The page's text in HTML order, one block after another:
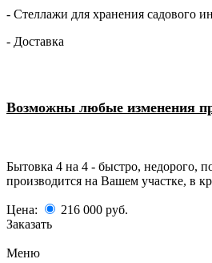
- Стеллажи для хранения садового
- Доставка
Возможны любые изменения
Бытовка 4 на 4 - быстро, недорого,
производится на Вашем участке, в
Цена: 216 000 руб.
Заказать
Меню